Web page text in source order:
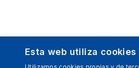
Esta web utiliza